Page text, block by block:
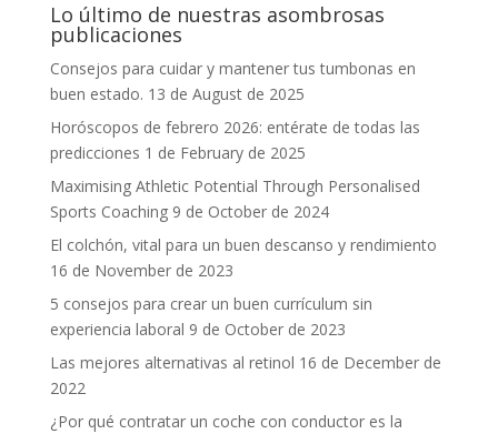
Lo último de nuestras asombrosas
publicaciones
Consejos para cuidar y mantener tus tumbonas en
buen estado. 13 de August de 2025
Horóscopos de febrero 2026: entérate de todas las
predicciones 1 de February de 2025
Maximising Athletic Potential Through Personalised
Sports Coaching 9 de October de 2024
El colchón, vital para un buen descanso y rendimiento
16 de November de 2023
5 consejos para crear un buen currículum sin
experiencia laboral 9 de October de 2023
Las mejores alternativas al retinol 16 de December de
2022
¿Por qué contratar un coche con conductor es la